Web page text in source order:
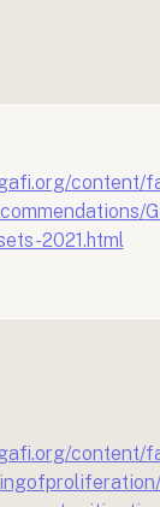
content/
2021.html
content/